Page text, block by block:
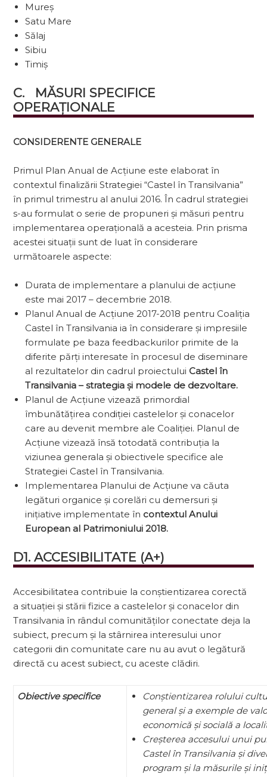
Mureș
Satu Mare
Sălaj
Sibiu
Timiș
C.   MĂSURI SPECIFICE
OPERAȚIONALE
CONSIDERENTE GENERALE
Primul Plan Anual de Acțiune este elaborat în
contextul finalizării Strategiei “Castel în Transilvania”
în primul trimestru al anului 2016. În cadrul strategiei
s-au formulat o serie de propuneri și măsuri pentru
implementarea operațională a acesteia. Prin prisma
acestei situații sunt de luat în considerare
următoarele aspecte:
Durata de implementare a planului de acțiune
este mai 2017 – decembrie 2018.
Planul Anual de Acțiune 2017-2018 pentru Coaliția
Castel în Transilvania ia în considerare și impresiile
formulate pe baza feedbackurilor primite de la
diferite părți interesate în procesul de diseminare
al rezultatelor din cadrul proiectului Castel în
Transilvania – strategia și modele de dezvoltare.
Planul de Acțiune vizează primordial
îmbunătățirea condiției castelelor și conacelor
care au devenit membre ale Coaliției. Planul de
Acțiune vizează însă totodată contribuția la
viziunea generala și obiectivele specifice ale
Strategiei Castel în Transilvania.
Implementarea Planului de Acțiune va căuta
legături organice și corelări cu demersuri și
inițiative implementate în contextul Anului
European al Patrimoniului 2018.
D1. ACCESIBILITATE (A+)
Accesibilitatea contribuie la conștientizarea corectă
a situației și stării fizice a castelelor și conacelor din
Transilvania în rândul comunităților conectate deja la
subiect, precum și la stârnirea interesului unor
categorii din comu­nitate care nu au avut o legătură
directă cu acest subiect, cu aceste clădiri.
Obiective specifice
Conștientizarea rolului
general și a exemple de
economică și socială a
Creșterea accesului unui
Castel în Transilvania și
program și la măsurile și